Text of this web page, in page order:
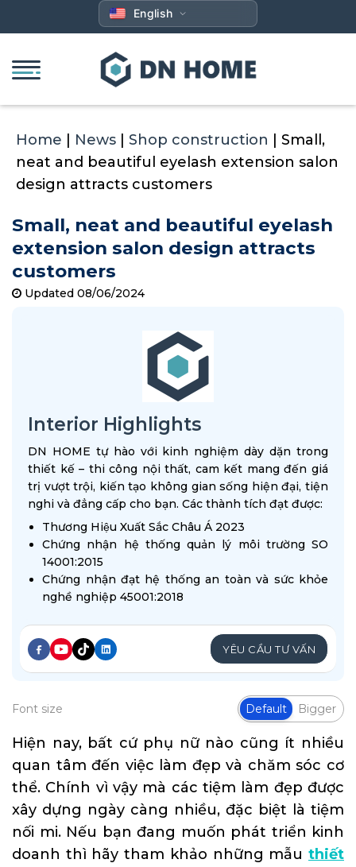
to
English
Home News Shop construction
Small,
neat and beautiful eyelash extension salon
design attracts customers
Small, neat and beautiful eyelash
extension salon design attracts
customers
Updated 08/06/2024
Interior Highlights
DN HOME tự hào với kinh nghiệm dày dặn trong
thiết kế – thi công nội thất, cam kết mang đến giá
trị vượt trội, kiến tạo không gian sống hiện đại, tiện
nghi và đẳng cấp cho bạn. Các thành tích đạt được:
Thương Hiệu Xuất Sắc Châu Á 2023
Chứng nhận hệ thống quản lý môi trường SO
14001:2015
Chứng nhận đạt hệ thống an toàn và sức khỏe
nghề nghiệp 45001:2018
YÊU CẦU TƯ VẤN
Font size Default Bigger
Hiện nay, bất cứ phụ nữ nào cũng ít nhiều
quan tâm đến việc làm đẹp và chăm sóc cơ
thể. Chính vì vậy mà các tiệm làm đẹp được
xây dựng ngày càng nhiều, đặc biệt là tiệm
nối mi. Nếu bạn đang muốn phát triển kinh
doanh thì hãy tham khảo những mẫu thiết